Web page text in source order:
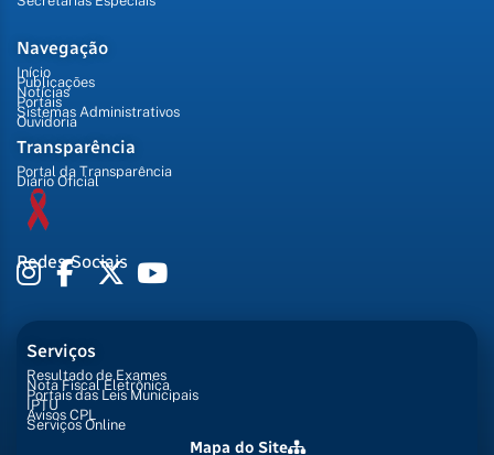
Navegação
Início
Publicações
Notícias
Portais
Sistemas Administrativos
Ouvidoria
Transparência
Portal da Transparência
Diário Oficial
Redes Sociais
Serviços
Resultado de Exames
Nota Fiscal Eletrônica
Portais das Leis Municipais
IPTU
Avisos CPL
Serviços Online
Mapa do Site